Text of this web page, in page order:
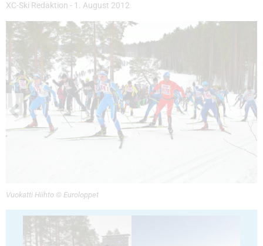
XC-Ski Redaktion - 1. August 2012
Vuokatti Hiihto © Euroloppet